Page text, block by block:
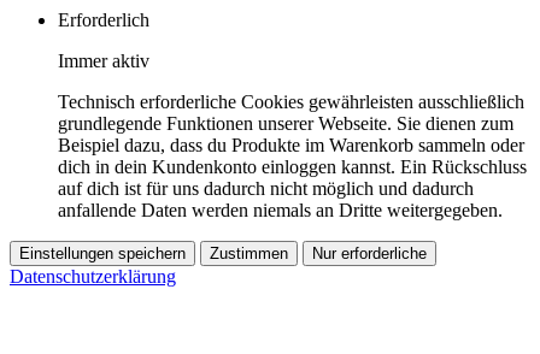
Erforderlich
Immer aktiv
Technisch erforderliche Cookies gewährleisten ausschließlich
grundlegende Funktionen unserer Webseite. Sie dienen zum
Beispiel dazu, dass du Produkte im Warenkorb sammeln oder
dich in dein Kundenkonto einloggen kannst. Ein Rückschluss
auf dich ist für uns dadurch nicht möglich und dadurch
anfallende Daten werden niemals an Dritte weitergegeben.
Einstellungen speichern Zustimmen Nur erforderliche
Datenschutzerklärung